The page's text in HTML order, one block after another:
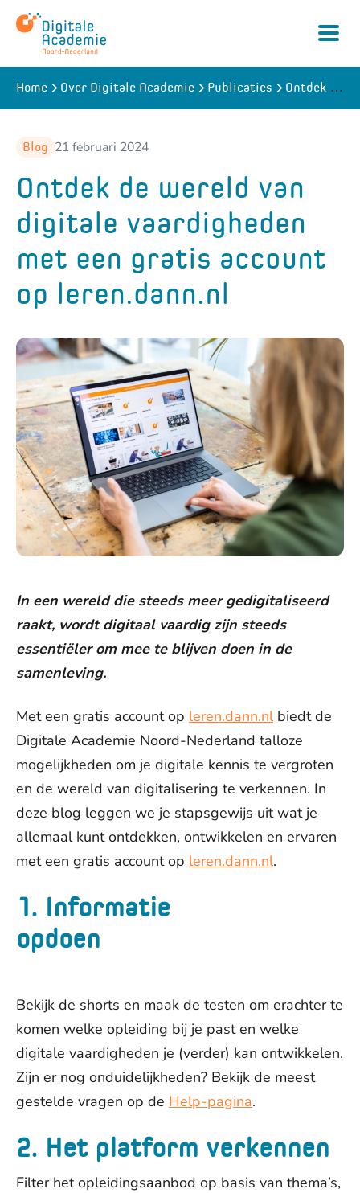
Naar
Home Over Digitale Academie Publicaties Ontdek de wereld van digitale vaardigheden met een gratis account op leren.dann.nl
Blog 21 februari 2024
Ontdek de wereld van
digitale vaardigheden
met een gratis account
op leren.dann.nl
In een wereld die steeds meer gedigitaliseerd
raakt, wordt digitaal vaardig zijn steeds
essentiëler om mee te blijven doen in de
samenleving.
Met een gratis account op leren.dann.nlbiedt de
Digitale Academie Noord-Nederland talloze
mogelijkheden om je digitale kennis te vergroten
en de wereld van digitalisering te verkennen. In
deze blog leggen we je stapsgewijs uit wat je
allemaal kunt ontdekken, ontwikkelen en ervaren
met een gratis account op leren.dann.nl.
1. Informatie
opdoen
Bekijk de shorts en maak de testen om erachter te
komen welke opleiding bij je past en welke
digitale vaardigheden je (verder) kan ontwikkelen.
Zijn er nog onduidelijkheden? Bekijk de meest
gestelde vragen op de Help-pagina.
2. Het platform verkennen
Filter het opleidingsaanbod op basis van thema’s,